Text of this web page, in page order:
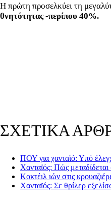
Η πρώτη προσελκύει τη
θνητότητας -περίπου 40%.
ΣΧΕΤΙΚΑ
ΠΟΥ για χανταϊό: Υπό
Χανταϊός: Πώς
Κοκτέιλ ιών στις
Χανταϊός: Σε θρίλερ